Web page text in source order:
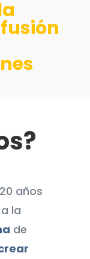
años
la
de